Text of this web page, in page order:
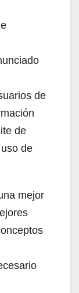
de
de
de
mejor